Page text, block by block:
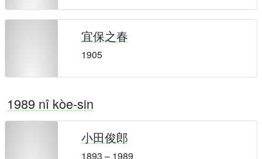
宜保之春
1905
1989 nî kòe-sin
小田俊郎
1893 – 1989